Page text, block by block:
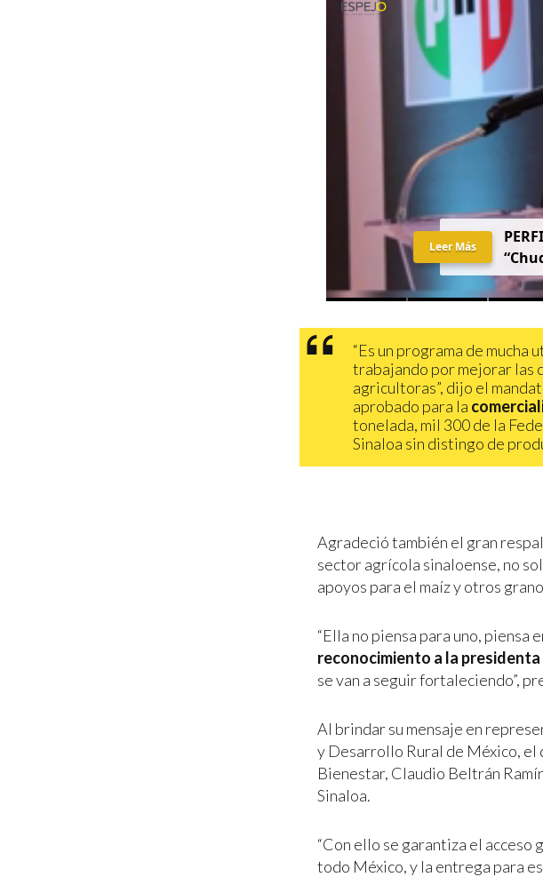
Leer Más
“Es un programa de
trabajando por mejorar las
agricultoras”, dijo el
aprobado para la
tonelada, mil 300 de la
Sinaloa sin distingo de
Agradeció también el gran
sector agrícola sinaloense, no
apoyos para el maíz y otros
“Ella no piensa para uno, piensa
reconocimiento a la
se van a seguir fortaleciendo”,
Al brindar su mensaje en
y Desarrollo Rural de México,
Bienestar, Claudio Beltrán
Sinaloa.
“Con ello se garantiza el
todo México, y la entrega para